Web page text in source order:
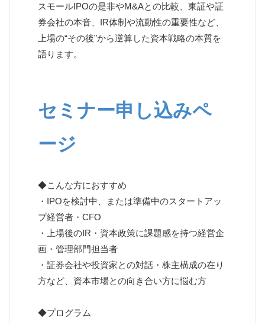
スモールIPOの是非やM&Aとの比較、東証や証
券会社の本音、IR体制や流動性の重要性など、
上場の“その後”から逆算した資本戦略の本質を
語ります。
セミナー申し込みペ
ージ
◆こんな方におすすめ
・IPOを検討中、または準備中のスタートアッ
プ経営者・CFO
・上場後のIR・資本政策に課題感を持つ経営企
画・管理部門担当者
・証券会社や投資家との対話・株主構成の在り
方など、資本市場との向き合い方に悩む方
◆プログラム